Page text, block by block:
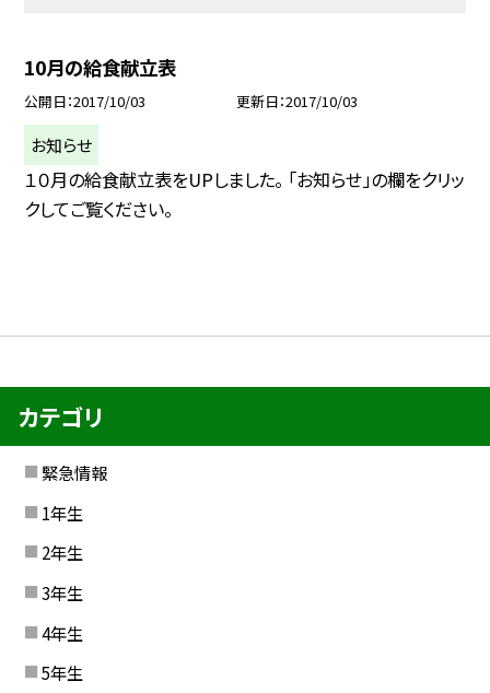
10月の給食献立表
公開日 2017/10/03 更新日 2017/10/03
お知らせ
１０月の給食献立表をUPしました。 「お知らせ」の欄をクリッ
クしてご覧ください。
カテゴリ
緊急情報
1年生
2年生
3年生
4年生
5年生